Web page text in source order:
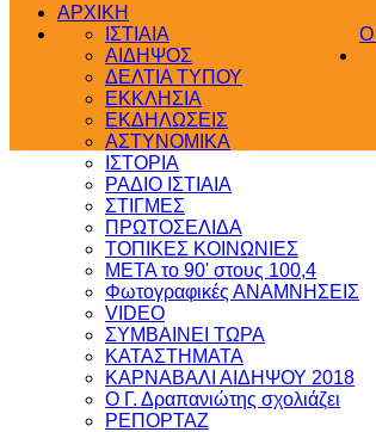
ΑΡΧΙΚΗ
Ο
ΙΣΤΙΑΙΑ
ΑΙΔΗΨΟΣ
ΔΕΛΤΙΑ ΤΥΠΟΥ
ΕΚΚΛΗΣΙΑ
ΕΚΔΗΛΩΣΕΙΣ
ΑΣΤΥΝΟΜΙΚΑ
ΙΣΤΟΡΙΑ
ΡΑΔΙΟ ΙΣΤΙΑΙΑ
ΣΤΙΓΜΕΣ
ΠΡΩΤΟΣΕΛΙΔΑ
ΤΟΠΙΚΕΣ ΚΟΙΝΩΝΙΕΣ
ΜΕΤΑ το 90' στους 100,4
Φωτογραφικές ΑΝΑΜΝΗΣΕΙΣ
VIDEO
ΣΥΜΒΑΙΝΕΙ ΤΩΡΑ
ΚΑΤΑΣΤΗΜΑΤΑ
ΚΑΡΝΑΒΑΛΙ ΑΙΔΗΨΟΥ 2018
Ο Γ. Δραπανιώτης σχολιάζει
ΡΕΠΟΡΤΑΖ